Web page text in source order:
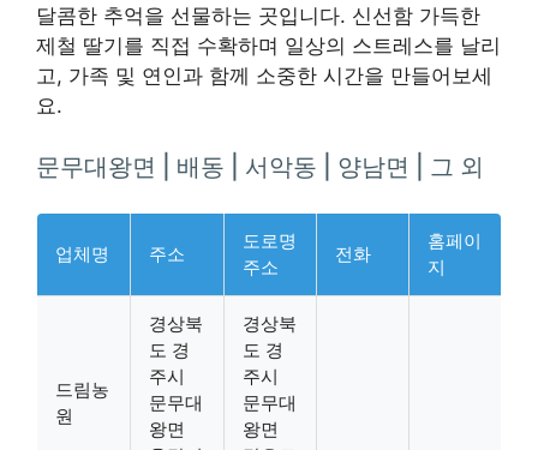
달콤한 추억을 선물하는 곳입니다. 신선함 가득한
제철 딸기를 직접 수확하며 일상의 스트레스를 날리
고, 가족 및 연인과 함께 소중한 시간을 만들어보세
요.
문무대왕면 | 배동 | 서악동 | 양남면 | 그 외
업체명 주소
도로명
주소
전화
홈페이
지
드림농
원
경상북
도 경
주시
문무대
왕면
경상북
도 경
주시
문무대
왕면